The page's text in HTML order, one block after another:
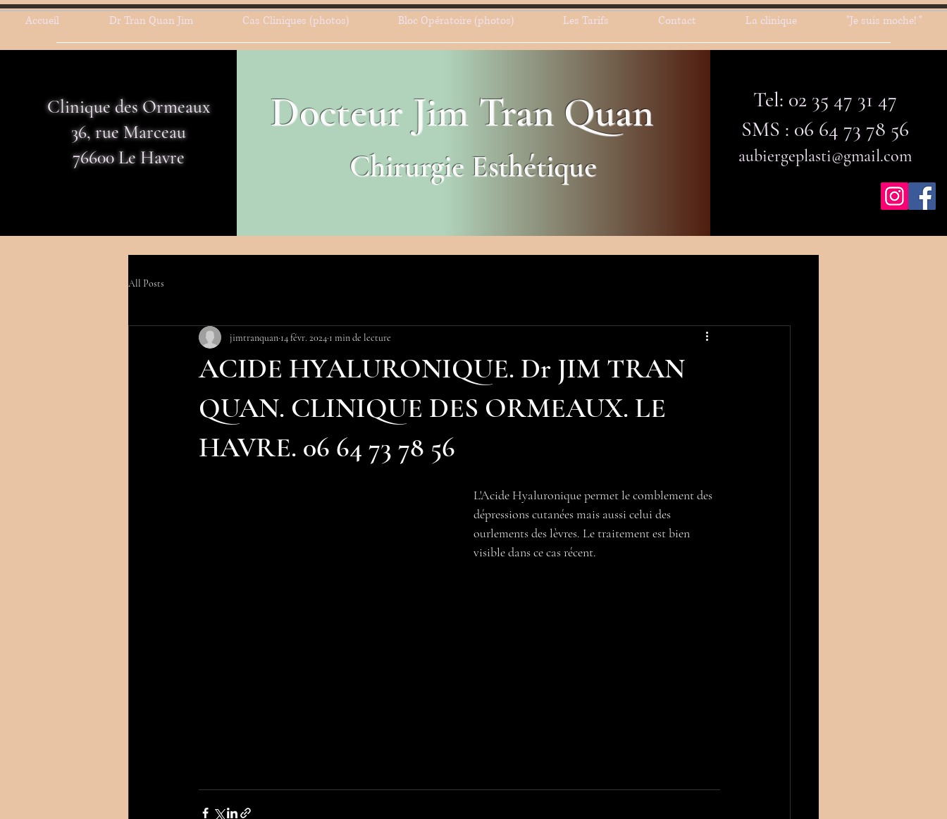
Accueil Dr Tran Quan Jim Cas Cliniques (photos) Bloc Opératoire (photos) Les Tarifs Contact La clinique "Je suis moche! "
Clinique des Ormeaux
36, rue Marceau
76600 Le Havre
Docteur Jim Tran Quan
Chirurgie Esthétique
Tel: 02 35 47 31 47
SMS : 06 64 73 78 56
aubiergeplasti@gmail.com
All Posts
ACIDE HYALURONIQUE. Dr JIM TRAN
QUAN. CLINIQUE DES ORMEAUX. LE
HAVRE. 06 64 73 78 56
jimtranquan 14 févr. 2024 1 min de lecture
L'Acide Hyaluronique permet le comblement des
dépressions cutanées mais aussi celui des
ourlements des lèvres. Le traitement est bien
visible dans ce cas récent.